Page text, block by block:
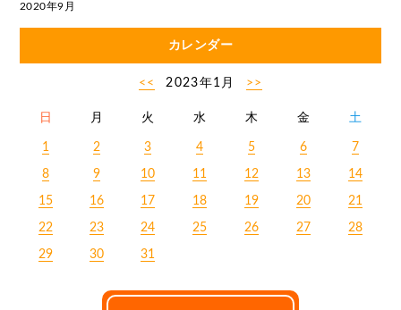
2020年9月
カレンダー
<< 2023年1月 >>
日 月 火 水 木 金 土
1 2 3 4 5 6 7
8 9 10 11 12 13 14
15 16 17 18 19 20 21
22 23 24 25 26 27 28
29 30 31